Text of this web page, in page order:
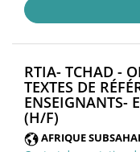
RTIA- TCHAD -
TEXTES DE
ENSEIGNANTS-
(H/F)
FENÊTRE)
AFRIQUE